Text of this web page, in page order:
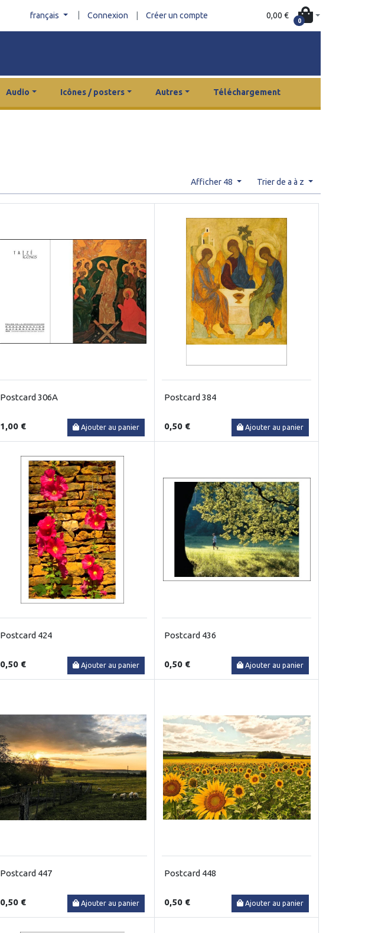
français Connexion Créer un compte 0,00 €
0
Audio Icônes / posters Autres Téléchargement
Afficher 48 Trier de a à z
Postcard 306A
1,00 € Ajouter au panier
Postcard 384
0,50 € Ajouter au panier
Postcard 424
0,50 € Ajouter au panier
Postcard 436
0,50 € Ajouter au panier
Postcard 447
0,50 € Ajouter au panier
Postcard 448
0,50 € Ajouter au panier